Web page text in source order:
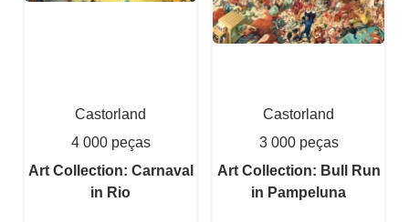
Castorland
4 000 peças
Art Collection: Carnaval
in Rio
Castorland
3 000 peças
Art Collection: Bull Run
in Pampeluna